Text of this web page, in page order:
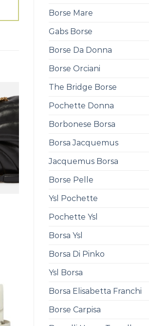
Borse Mare
Gabs Borse
Borse Da Donna
Borse Orciani
The Bridge Borse
Pochette Donna
Borbonese Borsa
Borsa Jacquemus
Jacquemus Borsa
Borse Pelle
Ysl Pochette
Pochette Ysl
Borsa Ysl
Borsa Di Pinko
Ysl Borsa
Borsa Elisabetta Franchi
Borse Carpisa